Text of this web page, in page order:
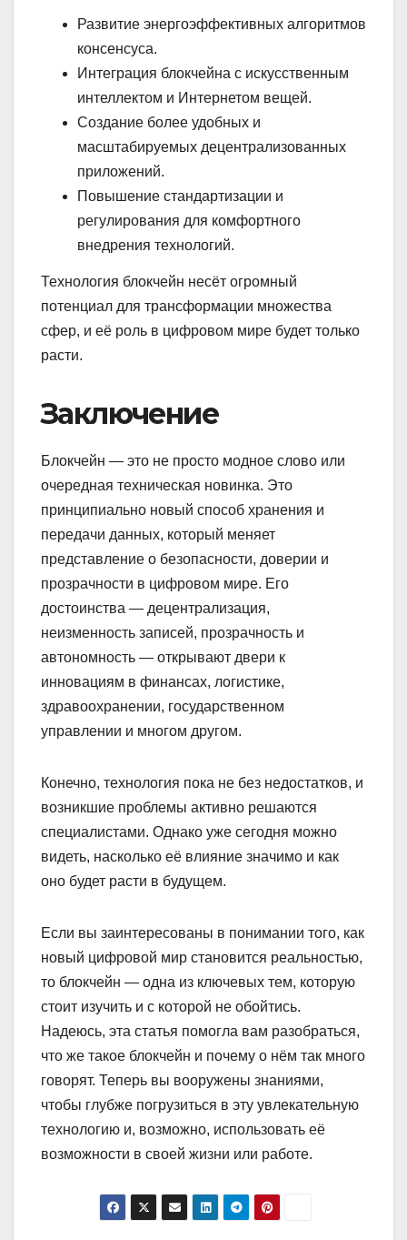
Развитие энергоэффективных алгоритмов
консенсуса.
Интеграция блокчейна с искусственным
интеллектом и Интернетом вещей.
Создание более удобных и
масштабируемых децентрализованных
приложений.
Повышение стандартизации и
регулирования для комфортного
внедрения технологий.
Технология блокчейн несёт огромный
потенциал для трансформации множества
сфер, и её роль в цифровом мире будет только
расти.
Заключение
Блокчейн — это не просто модное слово или
очередная техническая новинка. Это
принципиально новый способ хранения и
передачи данных, который меняет
представление о безопасности, доверии и
прозрачности в цифровом мире. Его
достоинства — децентрализация,
неизменность записей, прозрачность и
автономность — открывают двери к
инновациям в финансах, логистике,
здравоохранении, государственном
управлении и многом другом.
Конечно, технология пока не без недостатков, и
возникшие проблемы активно решаются
специалистами. Однако уже сегодня можно
видеть, насколько её влияние значимо и как
оно будет расти в будущем.
Если вы заинтересованы в понимании того, как
новый цифровой мир становится реальностью,
то блокчейн — одна из ключевых тем, которую
стоит изучить и с которой не обойтись.
Надеюсь, эта статья помогла вам разобраться,
что же такое блокчейн и почему о нём так много
говорят. Теперь вы вооружены знаниями,
чтобы глубже погрузиться в эту увлекательную
технологию и, возможно, использовать её
возможности в своей жизни или работе.